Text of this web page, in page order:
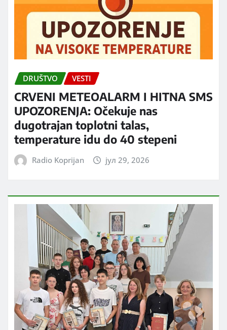
DRUŠTVO VESTI
CRVENI METEOALARM I HITNA SMS
UPOZORENJA: Očekuje nas
dugotrajan toplotni talas,
temperature idu do 40 stepeni
Radio Koprijan јул 29, 2026